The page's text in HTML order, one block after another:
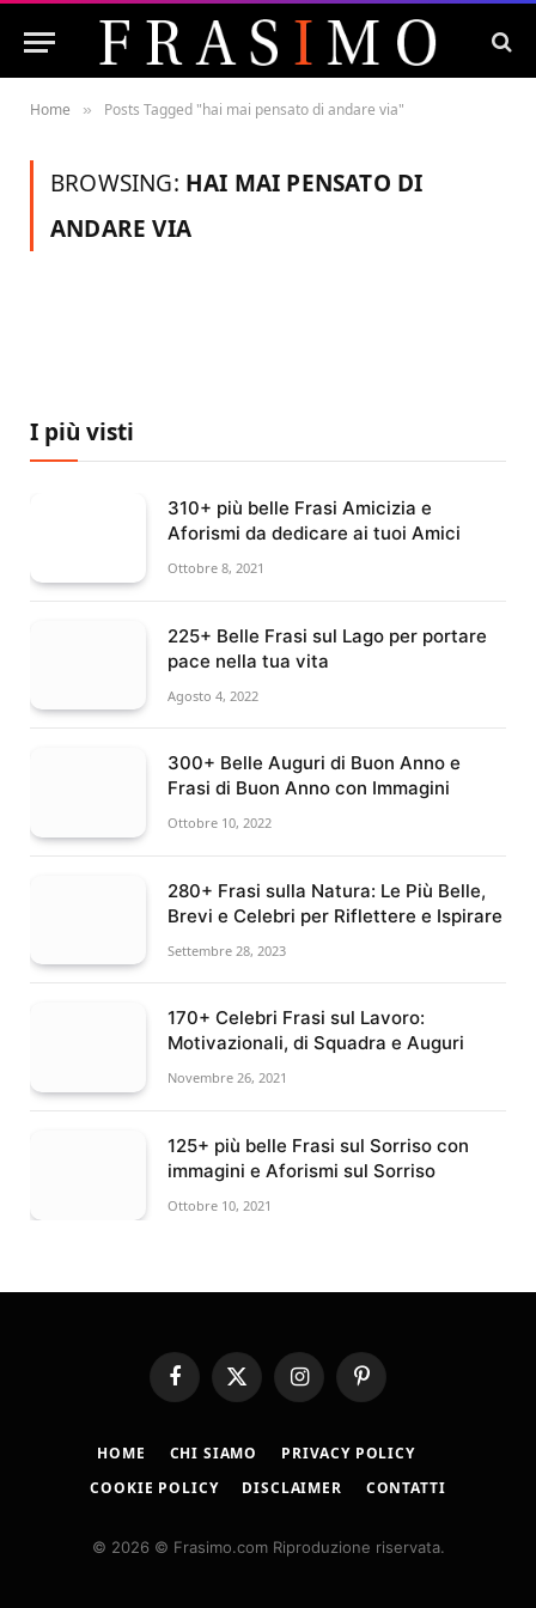
Home » Posts Tagged "hai mai pensato di andare via"
BROWSING: HAI MAI PENSATO DI
ANDARE VIA
I più visti
310+ più belle Frasi Amicizia e
Aforismi da dedicare ai tuoi Amici
Ottobre 8, 2021
225+ Belle Frasi sul Lago per portare
pace nella tua vita
Agosto 4, 2022
300+ Belle Auguri di Buon Anno e
Frasi di Buon Anno con Immagini
Ottobre 10, 2022
280+ Frasi sulla Natura: Le Più Belle,
Brevi e Celebri per Riflettere e Ispirare
Settembre 28, 2023
170+ Celebri Frasi sul Lavoro:
Motivazionali, di Squadra e Auguri
Novembre 26, 2021
125+ più belle Frasi sul Sorriso con
immagini e Aforismi sul Sorriso
Ottobre 10, 2021
Facebook
X
(Twitter)
InstagramPinterest
HOME CHI SIAMO
PRIVACY POLICY
COOKIE POLICY
DISCLAIMER CONTATTI
© 2026 © Frasimo.com Riproduzione riservata.